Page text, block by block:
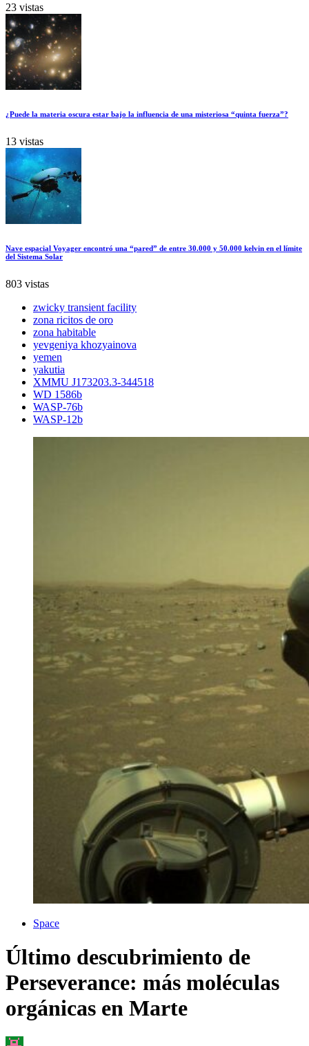
23 vistas
¿Puede la materia oscura estar bajo la influencia de una misteriosa “quinta fuerza”?
13 vistas
Nave espacial Voyager encontró una “pared” de entre 30.000 y 50.000 kelvin en el límite
del Sistema Solar
803 vistas
zwicky transient facility
zona ricitos de oro
zona habitable
yevgeniya khozyainova
yemen
yakutia
XMMU J173203.3-344518
WD 1586b
WASP-76b
WASP-12b
Space
Último descubrimiento de
Perseverance: más moléculas
orgánicas en Marte